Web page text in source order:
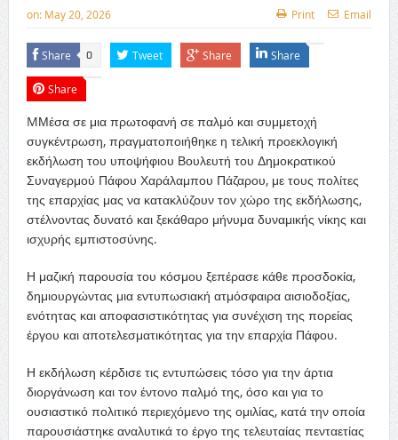
on: May 20, 2026 Print Email
Share 0 Tweet Share Share
Share
MΜέσα σε μια πρωτοφανή σε παλμό και συμμετοχή
συγκέντρωση, πραγματοποιήθηκε η τελική προεκλογική
εκδήλωση του υποψήφιου Βουλευτή του Δημοκρατικού
Συναγερμού Πάφου Χαράλαμπου Πάζαρου, με τους πολίτες
της επαρχίας μας να κατακλύζουν τον χώρο της εκδήλωσης,
στέλνοντας δυνατό και ξεκάθαρο μήνυμα δυναμικής νίκης και
ισχυρής εμπιστοσύνης.
Η μαζική παρουσία του κόσμου ξεπέρασε κάθε προσδοκία,
δημιουργώντας μια εντυπωσιακή ατμόσφαιρα αισιοδοξίας,
ενότητας και αποφασιστικότητας για συνέχιση της πορείας
έργου και αποτελεσματικότητας για την επαρχία Πάφου.
Η εκδήλωση κέρδισε τις εντυπώσεις τόσο για την άρτια
διοργάνωση και τον έντονο παλμό της, όσο και για το
ουσιαστικό πολιτικό περιεχόμενο της ομιλίας, κατά την οποία
παρουσιάστηκε αναλυτικά το έργο της τελευταίας πενταετίας